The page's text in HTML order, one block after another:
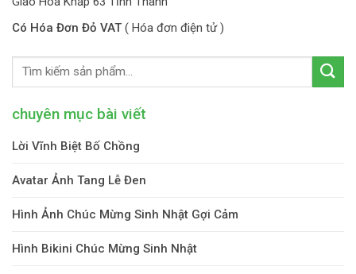
Có Hóa Đơn Đỏ VAT ( Hóa đơn điện tử )
chuyên mục bài viết
Lời Vĩnh Biệt Bố Chồng
Avatar Ảnh Tang Lễ Đen
Hình Ảnh Chúc Mừng Sinh Nhật Gợi Cảm
Hình Bikini Chúc Mừng Sinh Nhật